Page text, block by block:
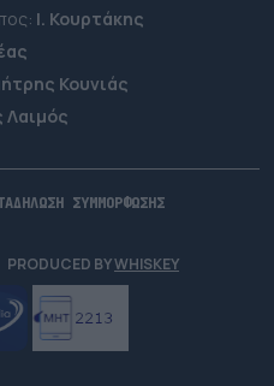
Ι. Κουρτάκης
Κουνιάς
Λαιμός
ΔΗΛΩΣΗ ΣΥΜΜΟΡΦΩΣΗΣ
PRODUCED BYWHISKEY